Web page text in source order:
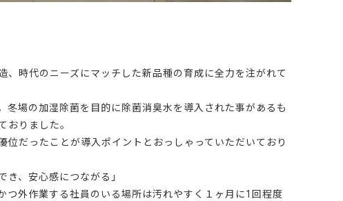
時代のニーズにマッチした新品種の育成に全力を注がれて
場の加湿除菌を目的に除菌消臭水を導入された事があるも
おりました。
だったことが導入ポイントとおっしゃっていただいており
き、安心感につながる」
つ外作業する社員のいる場所は汚れやすく１ヶ月に1回程度